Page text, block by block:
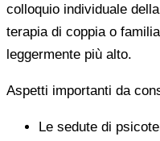
colloquio individuale
terapia di coppia o
leggermente più alto.
Aspetti importanti da
Le sedute di